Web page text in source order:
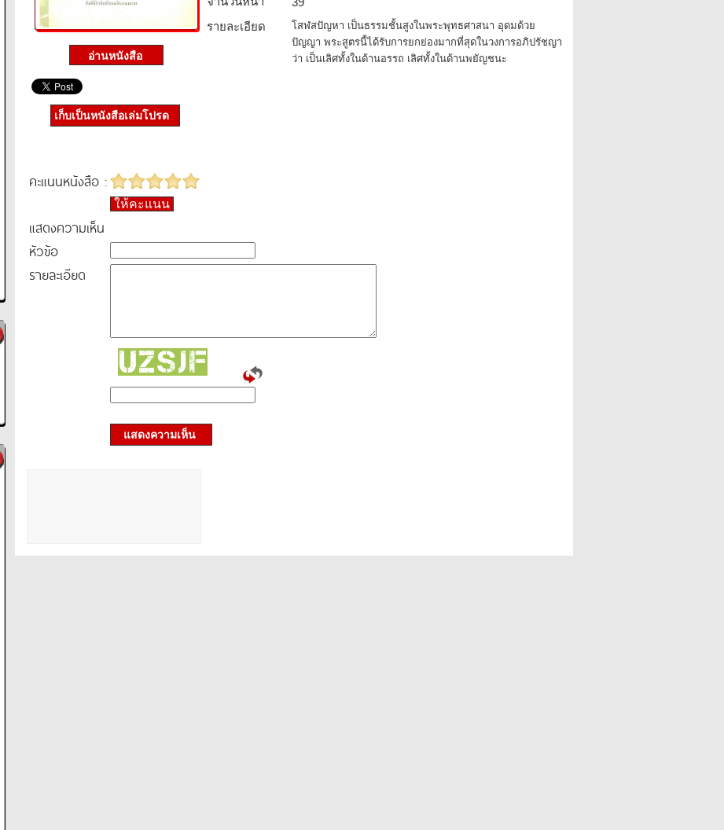
รายละเอียด
โสฬสปัญหา เป็นธรรมชั้นสูงในพระพุทธศาสนา อุดมด้วย
ปัญญา พระสูตรนี้ได้รับการยกย่องมากที่สุดในวงการอภิปรัชญา
ว่า เป็นเลิศทั้งในด้านอรรถ เลิศทั้งในด้านพยัญชนะ
เก็บเป็นหนังสือเล่มโปรด
คะแนนหนังสือ :
ให้คะแนน
แสดงความเห็น
หัวข้อ
รายละเอียด
แสดงความเห็น